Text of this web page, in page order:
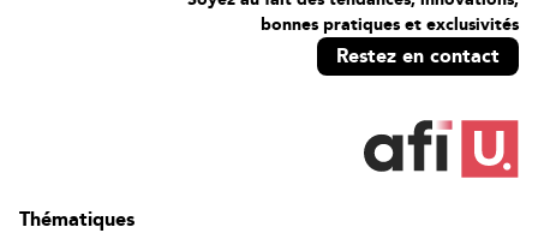
Ouvrir un gabarit dans un nouveau diagramme
à une équipe
bonnes pratiques et exclusivités
Restez en contact
Thématiques